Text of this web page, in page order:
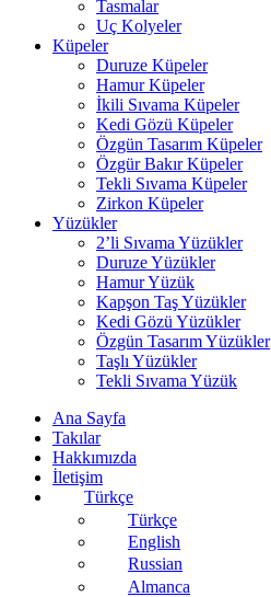
Tasmalar
Uç Kolyeler
Küpeler
Duruze Küpeler
Hamur Küpeler
İkili Sıvama Küpeler
Kedi Gözü Küpeler
Özgün Tasarım Küpeler
Özgür Bakır Küpeler
Tekli Sıvama Küpeler
Zirkon Küpeler
Yüzükler
2’li Sıvama Yüzükler
Duruze Yüzükler
Hamur Yüzük
Kapşon Taş Yüzükler
Kedi Gözü Yüzükler
Özgün Tasarım Yüzükler
Taşlı Yüzükler
Tekli Sıvama Yüzük
Ana Sayfa
Takılar
Hakkımızda
İletişim
Türkçe
Türkçe
English
Russian
Almanca